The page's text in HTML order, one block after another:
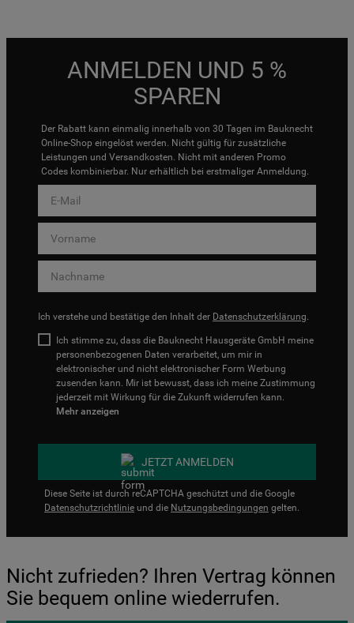
ANMELDEN UND 5 %
SPAREN
Der Rabatt kann einmalig innerhalb von 30 Tagen im Bauknecht
Online-Shop eingelöst werden. Nicht gültig für zusätzliche
Leistungen und Versandkosten. Nicht mit anderen Promo
Codes kombinierbar. Nur erhältlich bei erstmaliger Anmeldung.
Ich verstehe und bestätige den Inhalt der Datenschutzerklärung.
Ich stimme zu, dass die Bauknecht Hausgeräte GmbH meine
personenbezogenen Daten verarbeitet, um mir in
elektronischer und nicht elektronischer Form Werbung
zusenden kann. Mir ist bewusst, dass ich meine Zustimmung
jederzeit mit Wirkung für die Zukunft widerrufen kann.
Mehr anzeigen
JETZT ANMELDEN
Diese Seite ist durch reCAPTCHA geschützt und die Google
Datenschutzrichtlinie und die Nutzungsbedingungen gelten.
Nicht zufrieden? Ihren Vertrag können
Sie bequem online wiederrufen.